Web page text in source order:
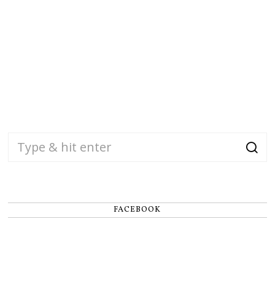
FACEBOOK